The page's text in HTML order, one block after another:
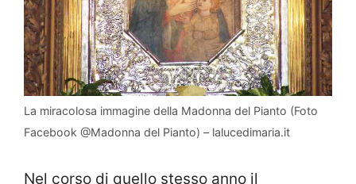
La miracolosa immagine della Madonna del Pianto (Foto
Facebook @Madonna del Pianto) – lalucedimaria.it
Nel corso di quello stesso anno il